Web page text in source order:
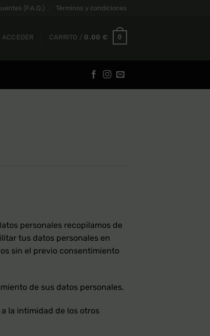
(F.A.Q.) Términos y condiciones
ACCEDER CARRITO / 0.00 € 0
personales recopilamos de
tus datos personales en
sin el previo consentimiento
de sus datos personales.
la intimidad de los otros